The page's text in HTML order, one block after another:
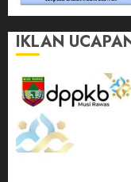
IKLAN